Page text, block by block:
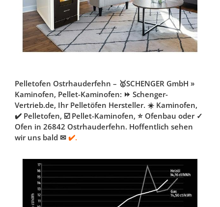
Pelletofen Ostrhauderfehn – 🥇SCHENGER GmbH »
Kaminofen, Pellet-Kaminofen: ⏩ Schenger-
Vertrieb.de, Ihr Pelletöfen Hersteller. ☀️ Kaminofen,
✔️ Pelletofen, ☑️ Pellet-Kaminofen, ⭐ Ofenbau oder ✓
Ofen in 26842 Ostrhauderfehn. Hoffentlich sehen
wir uns bald ✉ ✔️.